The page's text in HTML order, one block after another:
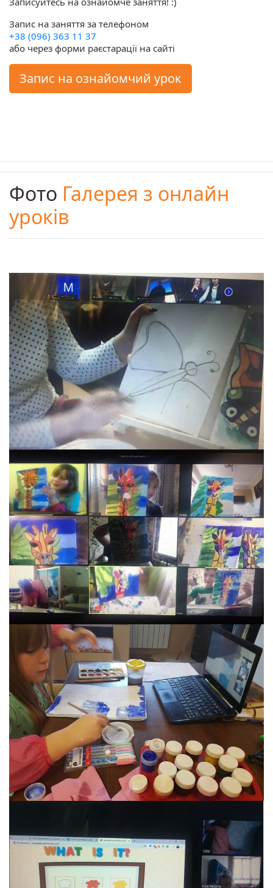
Запис на заняття за телефоном
+38 (096) 363 11 37
або через форми раєстарації на сайті
Запис на ознайомчий урок
Фото Галерея з онлайн
уроків